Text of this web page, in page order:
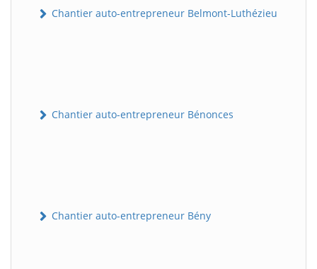
Chantier auto-entrepreneur Belmont-Luthézieu
Chantier auto-entrepreneur Bénonces
Chantier auto-entrepreneur Bény